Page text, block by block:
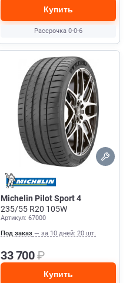
Купить
Рассрочка 0-0-6
Michelin Pilot Sport 4
235/55 R20 105W
Артикул: 67000
Под заказ — за 10 дней: 20 шт.
33 700₽
Купить